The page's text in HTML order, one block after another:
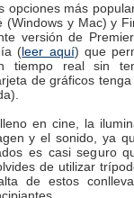
opciones más
(Windows y Mac) y
versión de
(leer aquí) que
tiempo real sin
de gráficos
en cine, la
y el sonido, ya
es casi seguro
de utilizar
de estos